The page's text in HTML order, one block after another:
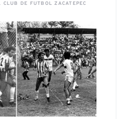
CLUB DE FUTBOL ZACATEPEC